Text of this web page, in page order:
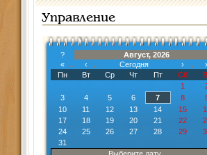
Управление
?
Август, 2026
«
‹ Сегодня ›
Пн
Вт Ср Чт Пт Сб
1
3
4 5 6 7 8
10
11 12 13 14 15
17
18 19 20 21 22
24
25 26 27 28 29
31